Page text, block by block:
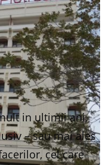
in ultimii ani,
– sau mai ales
cel care